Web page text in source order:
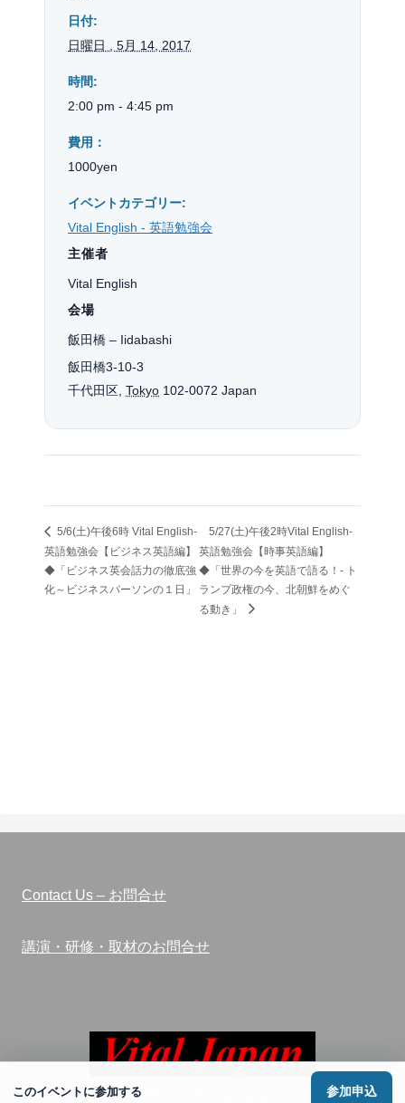
日付:
日曜日 , 5月 14, 2017
時間:
2:00 pm - 4:45 pm
費用：
1000yen
イベントカテゴリー:
Vital English - 英語勉強会
会場
飯田橋 – Iidabashi
飯田橋3-10-3
千代田区 Tokyo 102-0072 Japan
主催者
Vital English
5/6(土)午後6時 Vital English-
英語勉強会【ビジネス英語編】
◆「ビジネス英会話力の徹底強
化～ビジネスパーソンの１日」
5/27(土)午後2時Vital English-
英語勉強会【時事英語編】
◆「世界の今を英語で語る！- ト
ランプ政権の今、北朝鮮をめぐ
る動き」
Contact Us – お問合せ
講演・研修・取材のお問合せ
© 2002-2026 Vital Japan.
このイベントに参加する 参加申込